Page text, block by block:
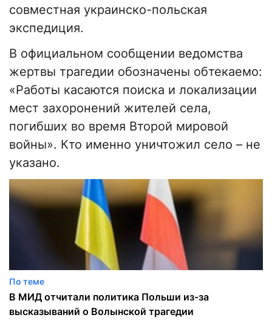
совместная украинско-польская
экспедиция.
В официальном сообщении ведомства
жертвы трагедии обозначены обтекаемо:
«Работы касаются поиска и локализации
мест захоронений жителей села,
погибших во время Второй мировой
войны». Кто именно уничтожил село – не
указано.
По теме
В МИД отчитали политика Польши из-за
высказываний о Волынской трагедии